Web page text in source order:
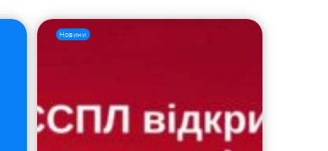
Новини